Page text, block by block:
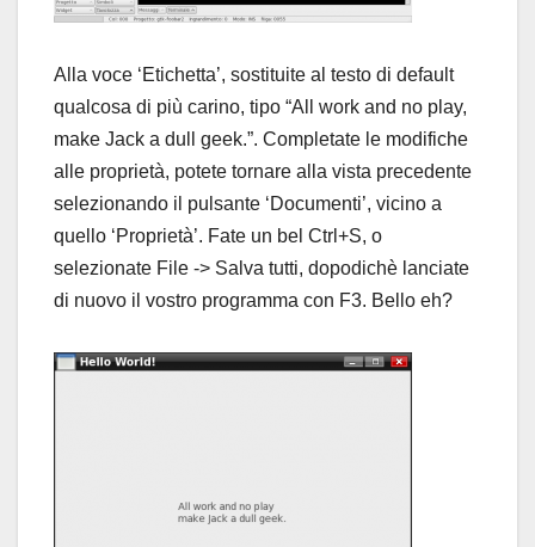
Alla voce ‘Etichetta’, sostituite al testo di default
qualcosa di più carino, tipo “All work and no play,
make Jack a dull geek.”. Completate le modifiche
alle proprietà, potete tornare alla vista precedente
selezionando il pulsante ‘Documenti’, vicino a
quello ‘Proprietà’. Fate un bel Ctrl+S, o
selezionate File -> Salva tutti, dopodichè lanciate
di nuovo il vostro programma con F3. Bello eh?